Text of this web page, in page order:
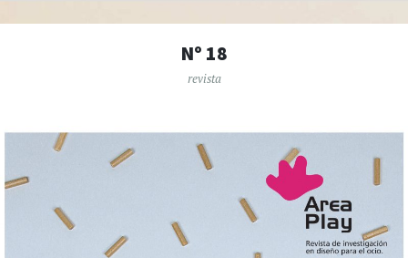
Nº 18
revista